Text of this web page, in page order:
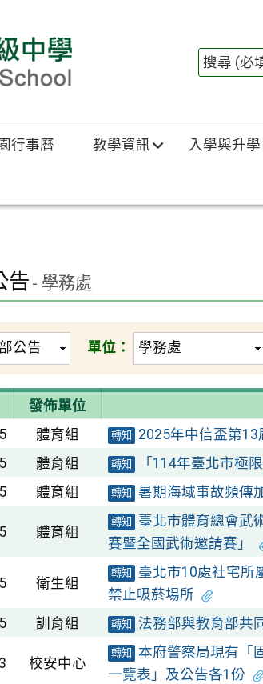
行事曆 教學資訊 入學與升學
告 - 學務處
單位：
發佈單位
體育組 轉知 2025年中信盃第
體育組 轉知 「114年臺北市極
體育組 轉知 暑期海域事故頻傳
體育組
轉知
臺北市體育總會武
賽暨全國武術邀請賽」
衛生組
轉知
臺北市10處社宅所
禁止吸菸場所
訓育組 轉知 法務部與教育部共
校安中心
轉知
本府警察局現有「
一覽表」及公告各1份